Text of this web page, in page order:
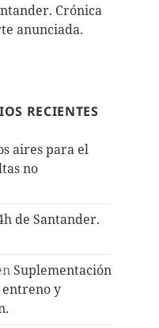
Crónica
anunciada.
RECIENTES
aires para el
no
de Santander.
Suplementación
entreno y